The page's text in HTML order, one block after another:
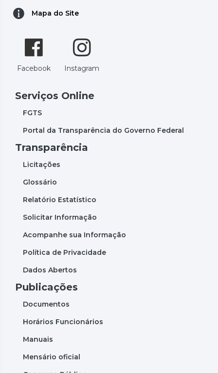
Mapa do Site
Facebook Instagram
Serviços Online
FGTS
Portal da Transparência do Governo Federal
Transparência
Licitações
Glossário
Relatório Estatístico
Solicitar Informação
Acompanhe sua Informação
Política de Privacidade
Dados Abertos
Publicações
Documentos
Horários Funcionários
Manuais
Mensário oficial